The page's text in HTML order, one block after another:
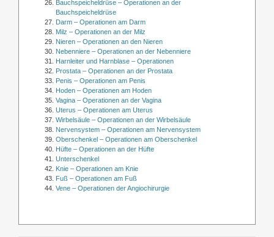
Bauchspeicheldrüse – Operationen an der
Bauchspeicheldrüse
Darm – Operationen am Darm
Milz – Operationen an der Milz
Nieren – Operationen an den Nieren
Nebenniere – Operationen an der Nebenniere
Harnleiter und Harnblase – Operationen
Prostata – Operationen an der Prostata
Penis – Operationen am Penis
Hoden – Operationen am Hoden
Vagina – Operationen an der Vagina
Uterus – Operationen am Uterus
Wirbelsäule – Operationen an der Wirbelsäule
Nervensystem – Operationen am Nervensystem
Oberschenkel – Operationen am Oberschenkel
Hüfte – Operationen an der Hüfte
Unterschenkel
Knie – Operationen am Knie
Fuß – Operationen am Fuß
Vene – Operationen der Angiochirurgie